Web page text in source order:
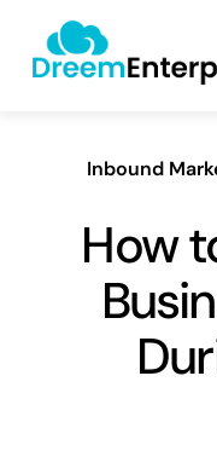
content
content
Inbound
How